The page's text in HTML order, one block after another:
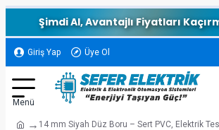
Şimdi Al, Avantajlı Fiyatları
Giriş Yap Üye Ol
14 mm Siyah Düz Boru – Sert PVC, Elektrik